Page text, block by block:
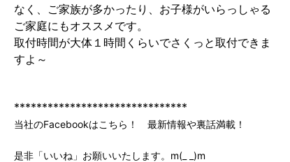
なく、ご家族が多かったり、お子様がいらっしゃる
ご家庭にもオススメです。
取付時間が大体１時間くらいでさくっと取付できま
すよ～
*******************************
当社のFacebookはこちら！ 最新情報や裏話満載！
是非「いいね」お願いいたします。m(_ _)m